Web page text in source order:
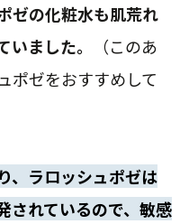
ゼの化粧水も肌荒れ
ました。
（このあ
ポゼをおすすめして
、ラロッシュポゼは
されているので、敏感